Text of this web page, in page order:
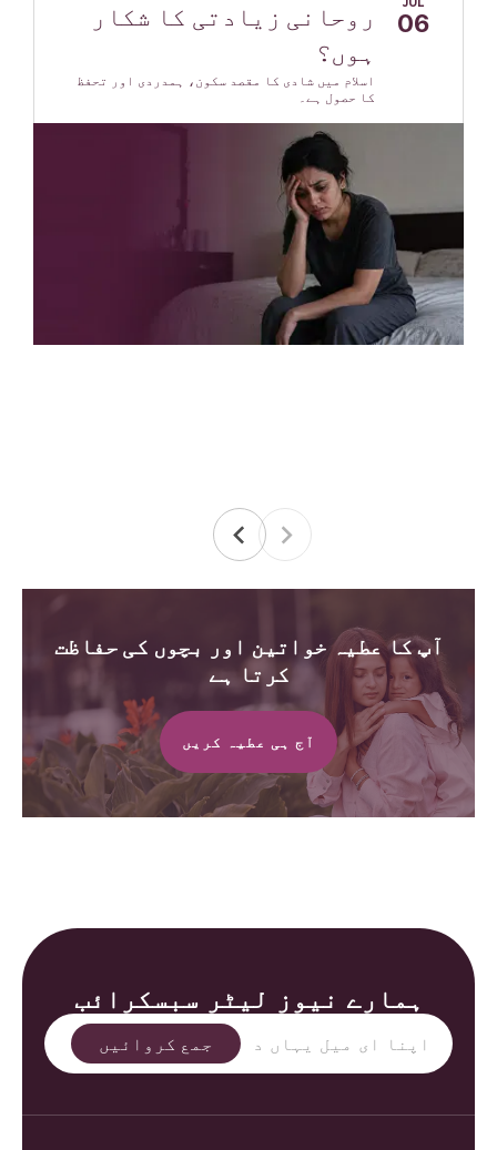
06
روحانی زیادتی کا شکار
ہوں؟
اسلام میں شادی کا مقصد سکون، ہمدردی اور تحفظ
کا حصول ہے۔
آپ کا عطیہ خواتین اور بچوں کی حفاظت
کرتا ہے
آج ہی عطیہ کریں
ہمارے نیوز لیٹر سبسکرائب